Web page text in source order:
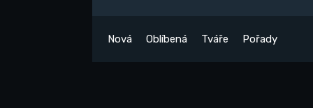
Nová Oblíbená Tváře Pořady